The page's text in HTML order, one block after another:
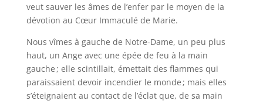
veut sauver les âmes de l’enfer par le moyen de la
dévotion au Cœur Immaculé de Marie.
Nous vîmes à gauche de Notre-Dame, un peu plus
haut, un Ange avec une épée de feu à la main
gauche ; elle scintillait, émettait des flammes qui
paraissaient devoir incendier le monde ; mais elles
s’éteignaient au contact de l’éclat que, de sa main